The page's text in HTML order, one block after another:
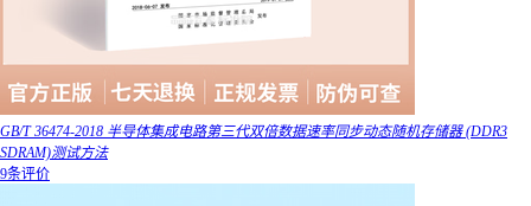
GB/T 36474-2018 半导体集成电路第三代双倍数据速率同步动态随机存储器 (DDR3
SDRAM)测试方法
9条评价